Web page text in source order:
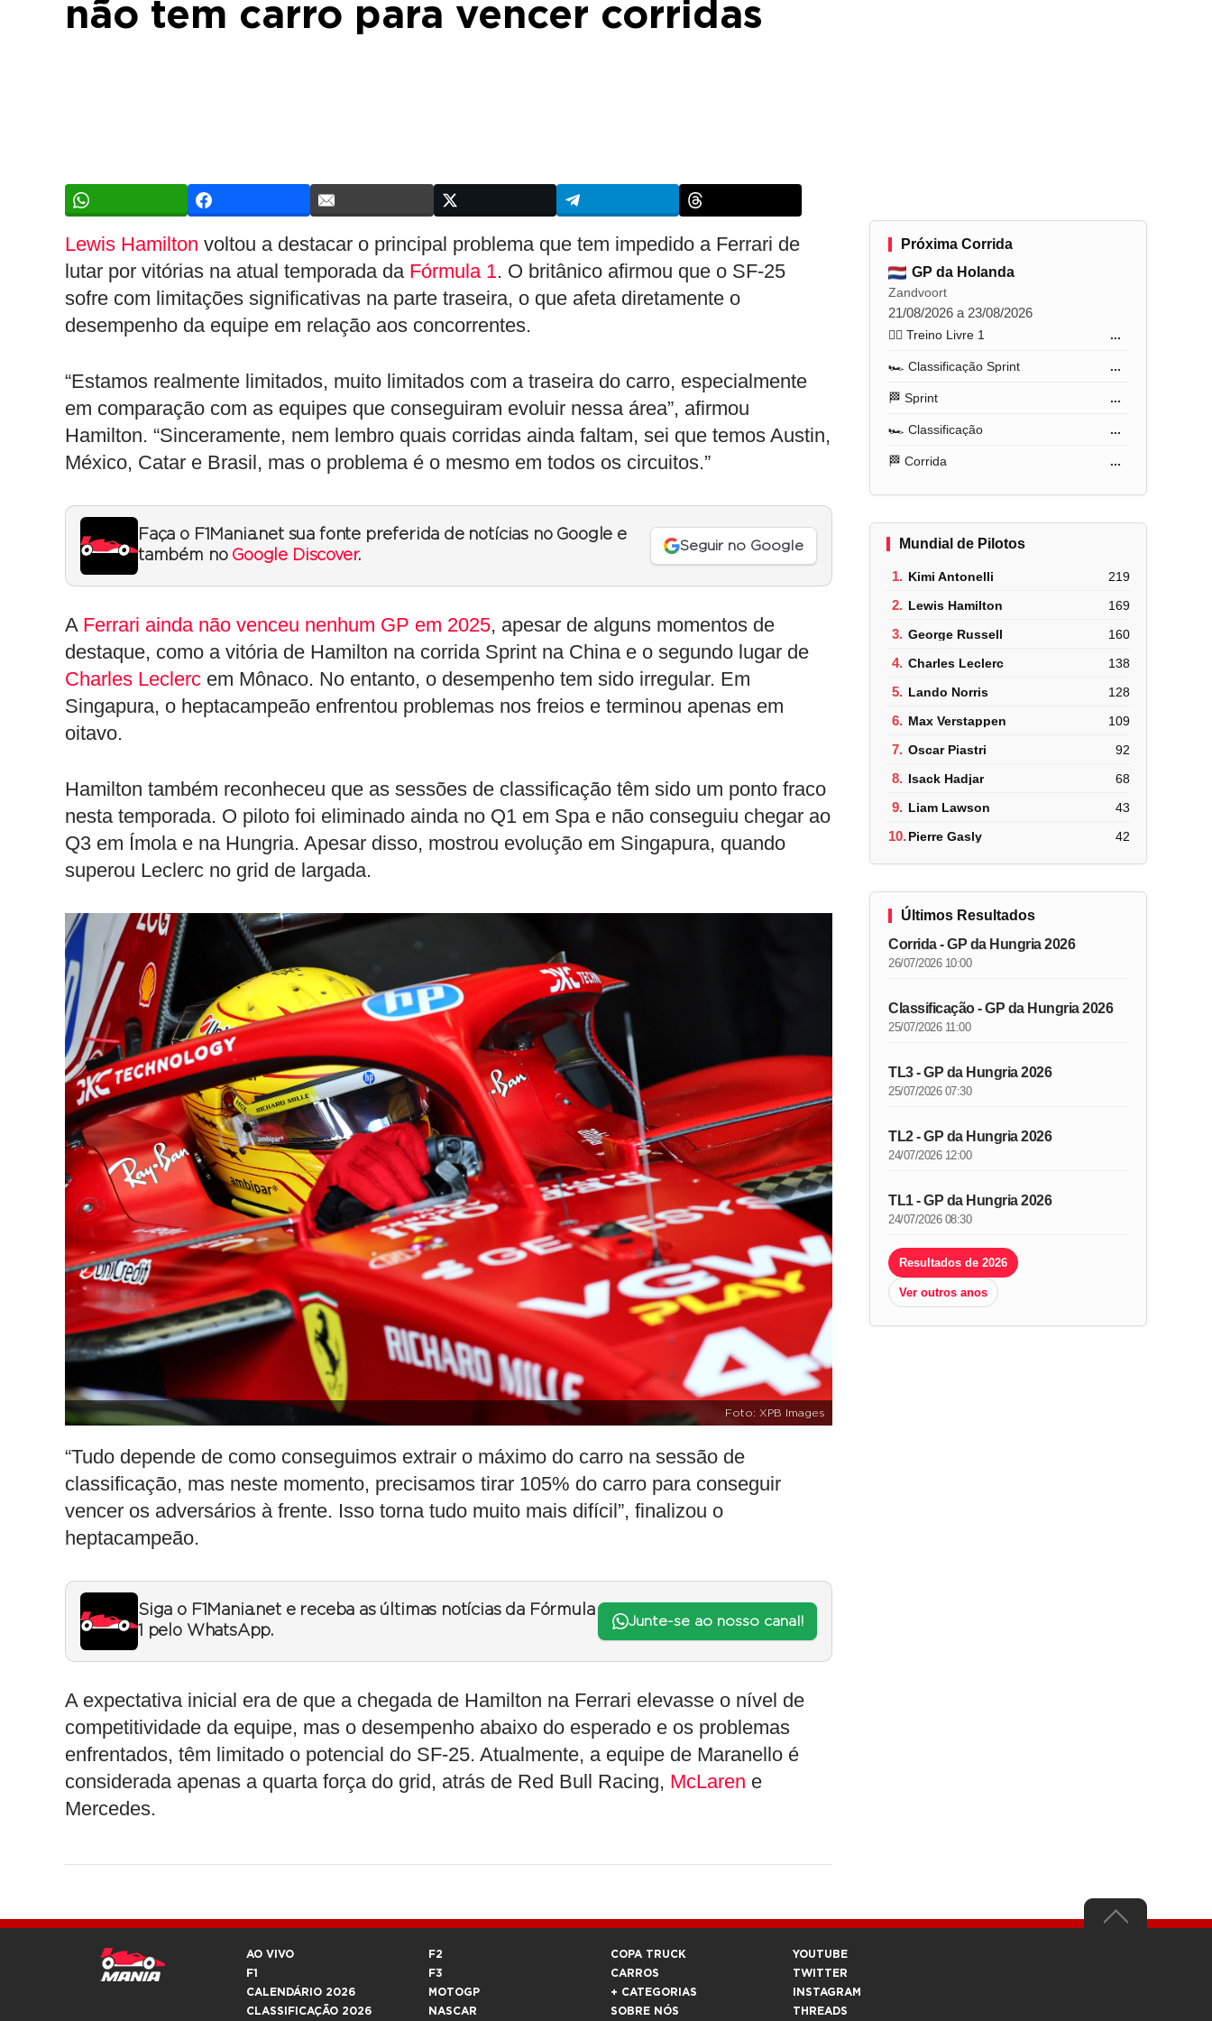
não tem carro para vencer corridas
Lewis Hamilton voltou a destacar o principal problema que tem impedido a Ferrari de
lutar por vitórias na atual temporada da Fórmula 1. O britânico afirmou que o SF-25
sofre com limitações significativas na parte traseira, o que afeta diretamente o
desempenho da equipe em relação aos concorrentes.
“Estamos realmente limitados, muito limitados com a traseira do carro, especialmente
em comparação com as equipes que conseguiram evoluir nessa área”, afirmou
Hamilton. “Sinceramente, nem lembro quais corridas ainda faltam, sei que temos Austin,
México, Catar e Brasil, mas o problema é o mesmo em todos os circuitos.”
Faça o F1Mania.net sua fonte preferida de notícias no Google e
também no Google Discover.
Seguir no Google
A Ferrari ainda não venceu nenhum GP em 2025, apesar de alguns momentos de
destaque, como a vitória de Hamilton na corrida Sprint na China e o segundo lugar de
Charles Leclerc em Mônaco. No entanto, o desempenho tem sido irregular. Em
Singapura, o heptacampeão enfrentou problemas nos freios e terminou apenas em
oitavo.
Hamilton também reconheceu que as sessões de classificação têm sido um ponto fraco
nesta temporada. O piloto foi eliminado ainda no Q1 em Spa e não conseguiu chegar ao
Q3 em Ímola e na Hungria. Apesar disso, mostrou evolução em Singapura, quando
superou Leclerc no grid de largada.
Foto: XPB Images
“Tudo depende de como conseguimos extrair o máximo do carro na sessão de
classificação, mas neste momento, precisamos tirar 105% do carro para conseguir
vencer os adversários à frente. Isso torna tudo muito mais difícil”, finalizou o
heptacampeão.
Siga o F1Mania.net e receba as últimas notícias da Fórmula
1 pelo WhatsApp.
Junte-se ao nosso canal!
A expectativa inicial era de que a chegada de Hamilton na Ferrari elevasse o nível de
competitividade da equipe, mas o desempenho abaixo do esperado e os problemas
enfrentados, têm limitado o potencial do SF-25. Atualmente, a equipe de Maranello é
considerada apenas a quarta força do grid, atrás de Red Bull Racing, McLaren e
Mercedes.
Próxima Corrida
GP da Holanda
Zandvoort
21/08/2026 a 23/08/2026
🏋️‍♂️ Treino Livre 1 ...
🏎️ Classificação Sprint ...
🏁 Sprint ...
🏎️ Classificação ...
🏁 Corrida ...
Mundial de Pilotos
1. Kimi Antonelli 219
2. Lewis Hamilton 169
3. George Russell 160
4. Charles Leclerc 138
5. Lando Norris 128
6. Max Verstappen 109
7. Oscar Piastri 92
8. Isack Hadjar 68
9. Liam Lawson 43
10.Pierre Gasly 42
Últimos Resultados
Corrida - GP da Hungria 2026
26/07/2026 10:00
Classificação - GP da Hungria 2026
25/07/2026 11:00
TL3 - GP da Hungria 2026
25/07/2026 07:30
TL2 - GP da Hungria 2026
24/07/2026 12:00
TL1 - GP da Hungria 2026
24/07/2026 08:30
Resultados de 2026
Ver outros anos
AO VIVO
F1
CALENDÁRIO 2026
CLASSIFICAÇÃO 2026
F2
F3
MOTOGP
NASCAR
COPA TRUCK
CARROS
+ CATEGORIAS
SOBRE NÓS
YOUTUBE
TWITTER
INSTAGRAM
THREADS